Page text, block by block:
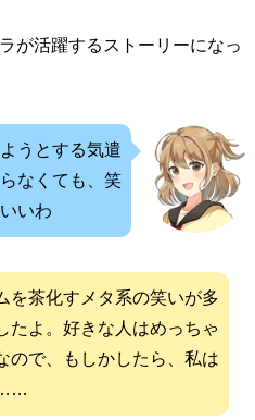
が活躍するストーリーになっ
うとする気遣
なくても、笑
いわ
を茶化すメタ系の笑いが多
たよ。好きな人はめっちゃ
ので、もしかしたら、私は
……